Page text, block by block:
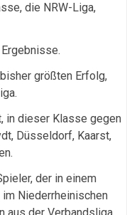
die NRW-Liga,
größten Erfolg,
in dieser Klasse gegen
Düsseldorf, Kaarst,
der in einem
Niederrheinischen